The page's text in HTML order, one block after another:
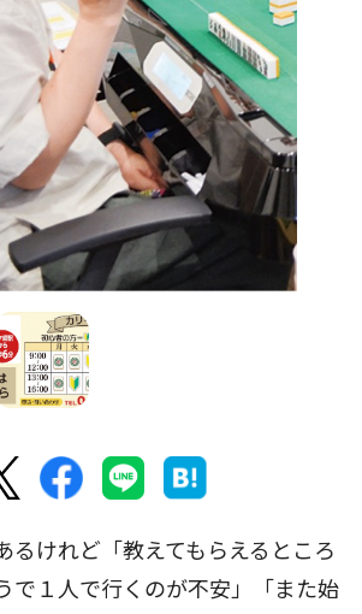
けれど「教えてもらえるところ
で１人で行くのが不安」「また始